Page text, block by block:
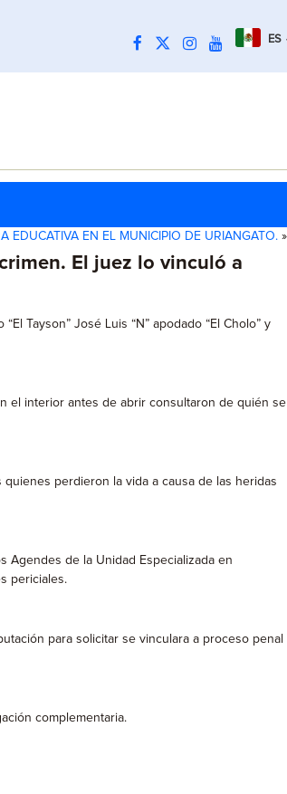
ES
EDUCATIVA EN EL MUNICIPIO DE URIANGATO. »
El juez lo vinculó a
Tayson” José Luis “N” apodado “El Cholo” y
el interior antes de abrir consultaron de quién se
perdieron la vida a causa de las heridas
Agendes de la Unidad Especializada en
periciales.
para solicitar se vinculara a proceso penal
complementaria.